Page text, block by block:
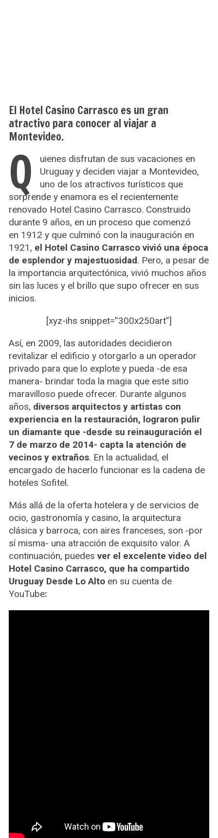
El Hotel Casino Carrasco es un gran
atractivo para conocer al viajar a
Montevideo.
Q
uienes disfrutan de sus vacaciones en
Uruguay y deciden viajar a Montevideo,
uno de los atractivos turísticos que
sorprende y enamora es el recientemente
renovado Hotel Casino Carrasco. Construido
durante 9 años, en un proceso que comenzó
en 1912 y que culminó con la inauguración en
1921, el Hotel Casino Carrasco vivió una época
de esplendor y majestuosidad. Pero, a pesar de
la importancia arquitectónica, vivió muchos años
sin las luces y el brillo que supo ofrecer en sus
inicios.
[xyz-ihs snippet=”300x250art”]
Así, en 2009, las autoridades decidieron
revitalizar el edificio y otorgarlo a un operador
privado para que lo explote y pueda -de esa
manera- brindar toda la magia que este sitio
maravilloso puede ofrecer. Durante algunos
años, diversos arquitectos y artistas con
experiencia en la restauración, lograron pulir
un diamante que -desde su reinauguración el
7 de marzo de 2014- capta la atención de
vecinos y extraños. En la actualidad, el
encargado de hacerlo funcionar es la cadena de
hoteles Sofitel.
Más allá de la oferta hotelera y de servicios de
ocio, gastronomía y casino, la arquitectura
clásica y barroca, con aires franceses, son -por
sí misma- una atracción de exquisito valor. A
continuación, puedes ver el excelente video del
Hotel Casino Carrasco, que ha compartido
Uruguay Desde Lo Altoen su cuenta de
YouTube: